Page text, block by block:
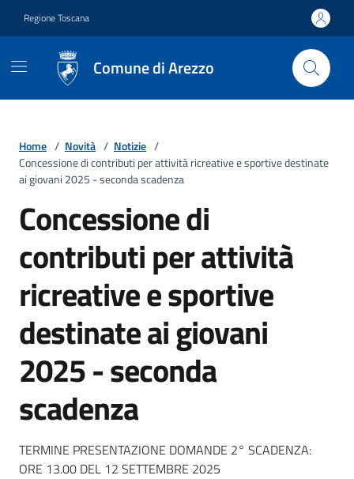
Regione Toscana
Comune di Arezzo
Home / Novità / Notizie /
Concessione di contributi per attività ricreative e sportive destinate
ai giovani 2025 - seconda scadenza
Concessione di
contributi per attività
ricreative e sportive
destinate ai giovani
2025 - seconda
scadenza
Dettagli della notizia
TERMINE PRESENTAZIONE DOMANDE 2° SCADENZA:
ORE 13.00 DEL 12 SETTEMBRE 2025